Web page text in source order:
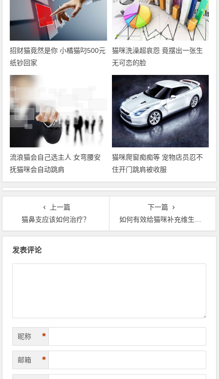
招财猫竟然是你 小橘猫叼500元
纸钞回家
猫咪洗澡超哀怨 竟摆出一张生
无可恋的脸
流浪猫会自己选主人 女弯腰安
抚猫咪会自动跳肩
猫咪爬窗痴痴等 宠物店员忍不
住开门跳肩被收服
上一篇
猫鼻支应该如何治疗？
下一篇
如何有效给猫咪补充维生素，怎么给猫咪补充维生素科学
发表评论
昵称 *
邮箱 *